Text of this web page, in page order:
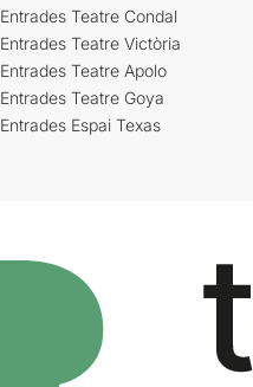
Entrades Teatre Condal
Entrades Teatre Victòria
Entrades Teatre Apolo
Entrades Teatre Goya
Entrades Espai Texas